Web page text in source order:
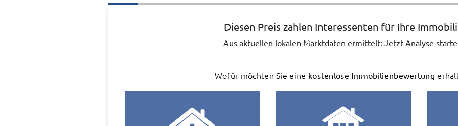
Diesen Preis zahlen Interessenten für Ihre
Aus aktuellen lokalen Marktdaten ermittelt: Jetzt Analyse
Wofür möchten Sie eine kostenlose Immobilienbewertung